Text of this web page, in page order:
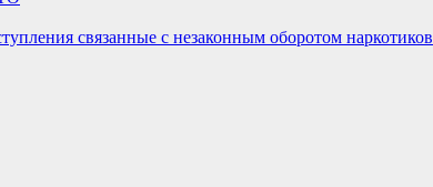
связанные с незаконным оборотом наркотиков